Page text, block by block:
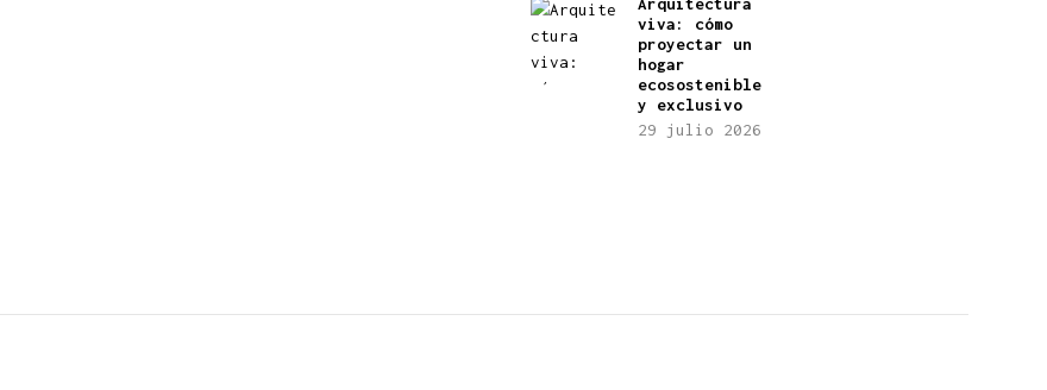
Arquitectura
viva: cómo
proyectar un
hogar
ecosostenible
y exclusivo
29 julio 2026